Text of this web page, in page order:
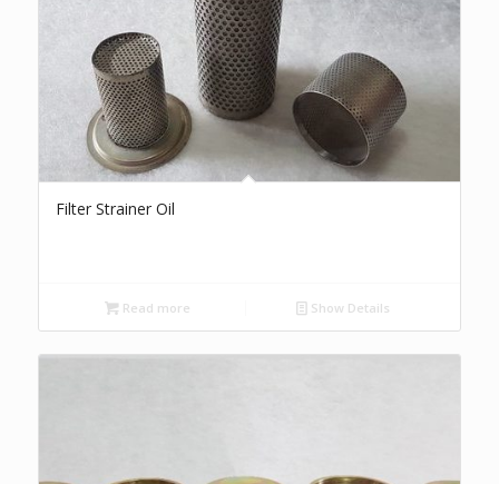
Filter Strainer Oil
Read more Show Details